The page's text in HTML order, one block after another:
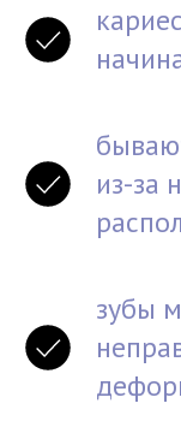
из-за
зубы